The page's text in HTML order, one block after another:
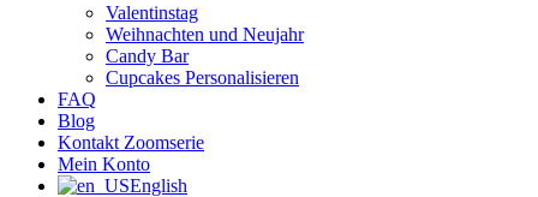
Valentinstag
Weihnachten und Neujahr
Candy Bar
Cupcakes Personalisieren
FAQ
Blog
Kontakt Zoomserie
Mein Konto
English